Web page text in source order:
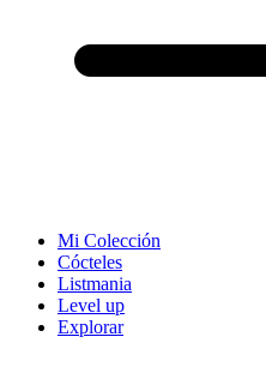
Mi Colección
Cócteles
Listmania
Level up
Explorar